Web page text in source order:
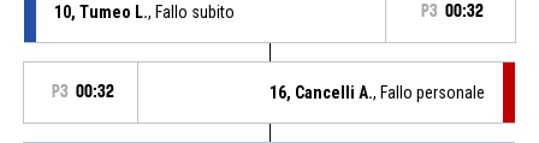
10, Tumeo L., Fallo subito P3 00:32
P3 00:32 16, Cancelli A., Fallo personale